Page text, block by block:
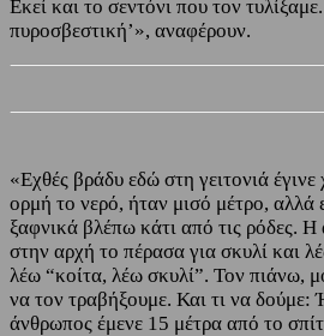
Εκεί και το σεντόνι που τον
πυροσβεστική’», αναφέρουν.
«Εχθές βράδυ εδώ στη γειτονιά
ορμή το νερό, ήταν μισό μέτρο, αλλά
ξαφνικά βλέπω κάτι από τις ρόδες. Η
στην αρχή το πέρασα για σκυλί και
λέω “κοίτα, λέω σκυλί”. Τον πιάνω,
να τον τραβήξουμε. Και τι να
άνθρωπος έμενε 15 μέτρα από το